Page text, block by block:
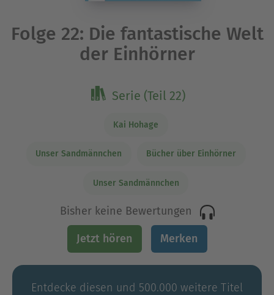
Folge 22: Die fantastische Welt
der Einhörner
Serie (Teil 22)
Kai Hohage
Unser Sandmännchen Bücher über Einhörner
Unser Sandmännchen
Bisher keine Bewertungen
Jetzt hören Merken
Entdecke diesen und 500.000 weitere Titel